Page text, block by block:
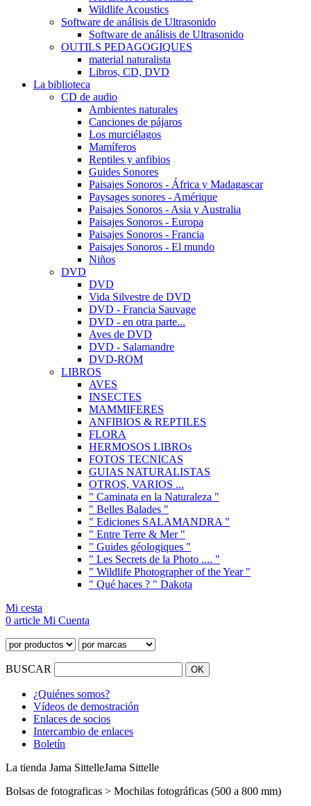
Wildlife Acoustics
Software de análisis de Ultrasonido
Software de análisis de Ultrasonido
OUTILS PEDAGOGIQUES
material naturalista
Libros, CD, DVD
La biblioteca
CD de audio
Ambientes naturales
Canciones de pájaros
Los murciélagos
Mamíferos
Reptiles y anfibios
Guides Sonores
Paisajes Sonoros - África y Madagascar
Paysages sonores - Amérique
Paisajes Sonoros - Asia y Australia
Paisajes Sonoros - Europa
Paisajes Sonoros - Francia
Paisajes Sonoros - El mundo
Niños
DVD
DVD
Vida Silvestre de DVD
DVD - Francia Sauvage
DVD - en otra parte...
Aves de DVD
DVD - Salamandre
DVD-ROM
LIBROS
AVES
INSECTES
MAMMIFERES
ANFIBIOS & REPTILES
FLORA
HERMOSOS LIBROs
FOTOS TECNICAS
GUIAS NATURALISTAS
OTROS, VARIOS ...
" Caminata en la Naturaleza "
" Belles Balades "
" Ediciones SALAMANDRA "
" Entre Terre & Mer "
" Guides géologiques "
" Les Secrets de la Photo .... "
" Wildlife Photographer of the Year "
" Qué haces ? " Dakota
Mi cesta
0 article Mi Cuenta
BUSCAR
¿Quiénes somos?
Vídeos de demostración
Enlaces de socios
Intercambio de enlaces
Boletín
La tienda Jama SittelleJama Sittelle
Bolsas de fotograficas > Mochilas fotográficas (500 a 800 mm)